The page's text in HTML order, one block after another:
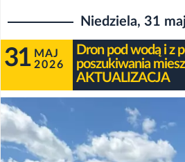
Niedziela, 31
31 MAJ
2026
Dron pod wodą i z
poszukiwania
AKTUALIZACJA